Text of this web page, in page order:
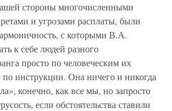
стороны многочисленными
и угрозами расплаты, были
с которыми В.А.
к себе людей разного
просто по человеческим их
по инструкции. Она ничего и никогда
конечно, как все мы, но запросто
если обстоятельства ставили